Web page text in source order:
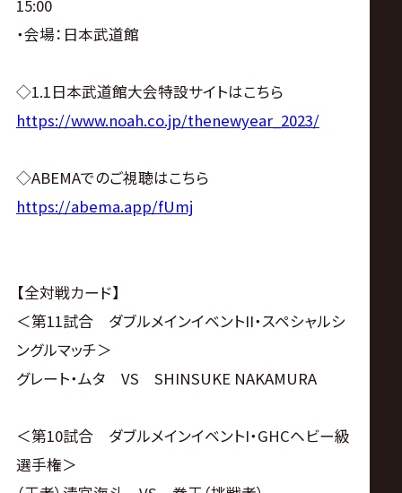
15:00
・会場：日本武道館
◇1.1日本武道館大会特設サイトはこちら
https://www.noah.co.jp/thenewyear_2023/
◇ABEMAでのご視聴はこちら
https://abema.app/fUmj
【全対戦カード】
＜第11試合 ダブルメインイベントII・スペシャルシ
ングルマッチ＞
グレート・ムタ VS SHINSUKE NAKAMURA
＜第10試合 ダブルメインイベントI・GHCヘビー級
選手権＞